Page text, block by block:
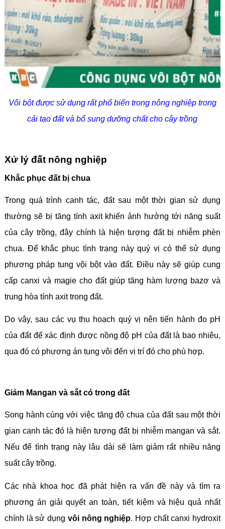
Vôi bột được sử dụng rất phổ biến trong nông nghiệp trong
cải tạo đất và bổ sung dưỡng chất cho cây trồng
Xử lý đất nông nghiệp
Khắc phục đất bị chua
Trong quá trình canh tác, đất sau một thời gian sử dụng
thường sẽ bị tăng tính axit khiến ảnh hưởng tới năng suất
của cây trồng, đây chính là hiện tượng đất bị nhiễm phèn
chua. Để khắc phục tình trạng này quý vị có thể sử dụng
phương pháp tung vội bột vào đất. Điều này sẽ giúp cung
cấp canxi và magie cho đất giúp tăng hàm lượng bazơ và
trung hòa tính axit trong đất.
Do vậy, sau các vụ thu hoạch quý vị nên tiến hành đo pH
của đất để xác định được nồng độ pH của đất là bao nhiêu,
qua đó có phương án tung vôi đến vị trí đó cho phù hợp.
Giảm Mangan và sắt có trong đất
Song hành cùng với việc tăng độ chua của đất sau một thời
gian canh tác đó là hiện tượng đất bị nhiễm mangan và sắt.
Nếu để tình trạng này lâu dài sẽ làm giảm rất nhiều năng
suất cây trồng.
Các nhà khoa học đã phát hiện ra vấn đề này và tìm ra
phương án giải quyết an toàn, tiết kiệm và hiệu quả nhất
chính là sử dụng vôi nông nghiệp. Hợp chất canxi hydroxit